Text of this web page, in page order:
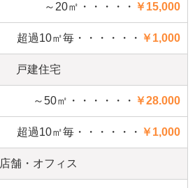
～20㎡・・・・・ ￥15,000
超過10㎡毎・・・・・・ ￥1,000
戸建住宅
～50㎡・・・・・・ ￥28.000
超過10㎡毎・・・・・・ ￥1,000
店舗・オフィス